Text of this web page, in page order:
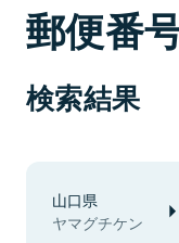
郵便番
検索結果
山口県
ヤマグチケン